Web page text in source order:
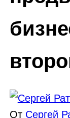
От Сергей